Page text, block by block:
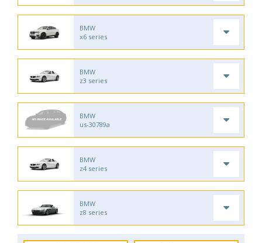
BMW
x6 series
BMW
z3 series
BMW
us-30789a
BMW
z4 series
BMW
z8 series